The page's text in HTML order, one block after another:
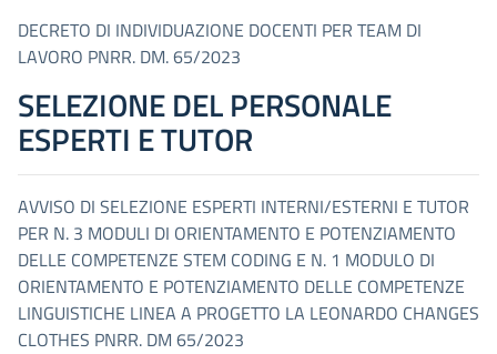
DECRETO DI INDIVIDUAZIONE DOCENTI PER TEAM DI
LAVORO PNRR. DM. 65/2023
SELEZIONE DEL PERSONALE
ESPERTI E TUTOR
AVVISO DI SELEZIONE ESPERTI INTERNI/ESTERNI E TUTOR
PER N. 3 MODULI DI ORIENTAMENTO E POTENZIAMENTO
DELLE COMPETENZE STEM CODING E N. 1 MODULO DI
ORIENTAMENTO E POTENZIAMENTO DELLE COMPETENZE
LINGUISTICHE LINEA A PROGETTO LA LEONARDO CHANGES
CLOTHES PNRR. DM 65/2023